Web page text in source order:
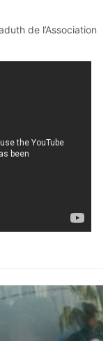
de l’Association